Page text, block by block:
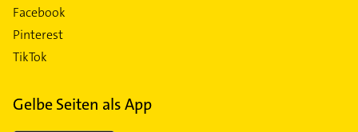
Facebook
Pinterest
TikTok
Gelbe Seiten als App